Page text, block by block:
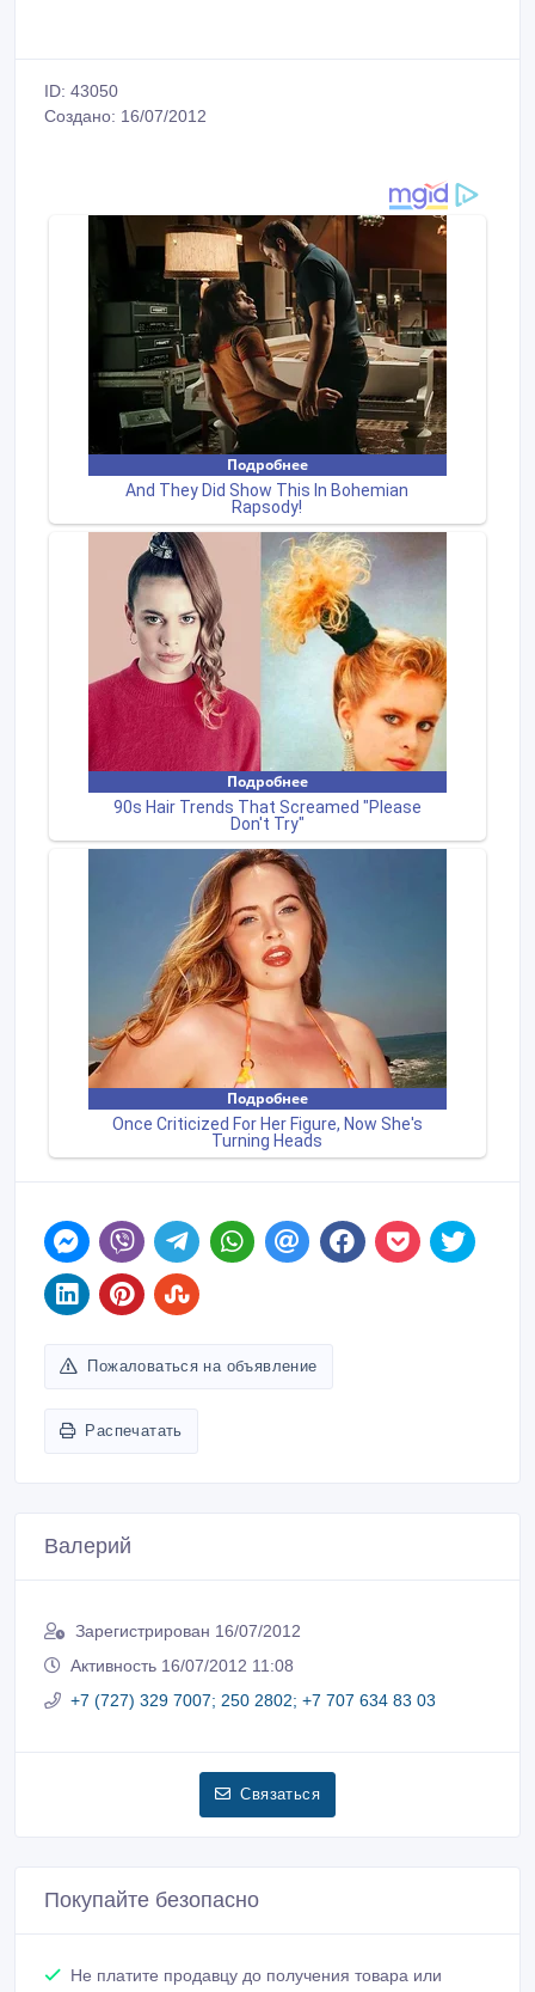
ID: 43050
Создано: 16/07/2012
Пожаловаться на объявление
Распечатать
Валерий
Зарегистрирован 16/07/2012
Активность 16/07/2012 11:08
+7 (727) 329 7007; 250 2802; +7 707 634 83 03
Связаться
Покупайте безопасно
Не платите продавцу до получения товара или